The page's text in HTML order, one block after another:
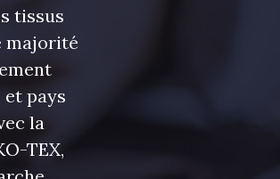
tissus
majorité
et pays
la
TEX,